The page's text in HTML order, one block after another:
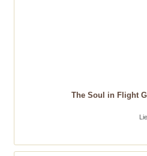
The Soul in Flight